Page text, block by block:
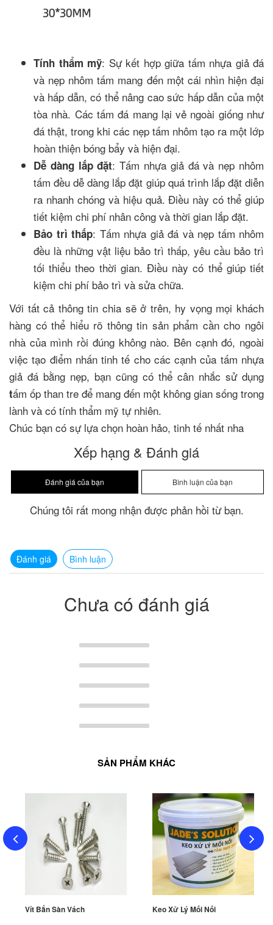
Tính thẩm mỹ: Sự kết hợp giữa tấm nhựa giả đá
và nẹp nhôm tấm mang đến một cái nhìn hiện đại
và hấp dẫn, có thể nâng cao sức hấp dẫn của một
tòa nhà. Các tấm đá mang lại vẻ ngoài giống như
đá thật, trong khi các nẹp tấm nhôm tạo ra một lớp
hoàn thiện bóng bẩy và hiện đại.
Dễ dàng lắp đặt: Tấm nhựa giả đá và nẹp nhôm
tấm đều dễ dàng lắp đặt giúp quá trình lắp đặt diễn
ra nhanh chóng và hiệu quả. Điều này có thể giúp
tiết kiệm chi phí nhân công và thời gian lắp đặt.
Bảo trì thấp: Tấm nhựa giả đá và nẹp tấm nhôm
đều là những vật liệu bảo trì thấp, yêu cầu bảo trì
tối thiểu theo thời gian. Điều này có thể giúp tiết
kiệm chi phí bảo trì và sửa chữa.
Với tất cả thông tin chia sẽ ở trên, hy vọng mọi khách
hàng có thể hiểu rõ thông tin sản phẩm cần cho ngôi
nhà của mình rồi đúng không nào. Bên cạnh đó, ngoài
việc tạo điểm nhấn tinh tế cho các cạnh của tấm nhựa
giả đá bằng nẹp, bạn cũng có thể cân nhắc sử dụng
tấm ốp than tre để mang đến một không gian sống trong
lành và có tính thẩm mỹ tự nhiên.
Chúc bạn có sự lựa chọn hoàn hảo, tinh tế nhất nha
Xếp hạng & Đánh giá
Chúng tôi rất mong nhận được phản hồi từ bạn.
Đánh giá Bình luận
Chưa có đánh giá
SẢN PHẨM KHÁC
Vít Bắn Sàn Vách Keo Xử Lý Mối Nối